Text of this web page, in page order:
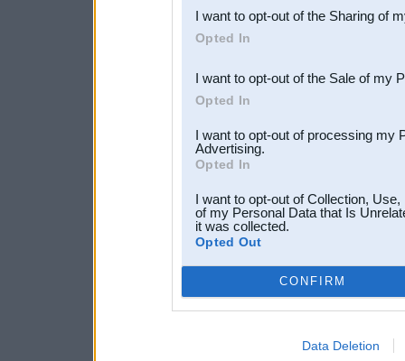
Downstream Participants
third parties.
I want to opt-out of the Sharing of
Opted In
I want to opt-out of the Sale of my
Opted In
I want to opt-out of processing my
Advertising.
Opted In
I want to opt-out of Collection,
of my Personal Data that Is
it was collected.
Opted Out
CONFIRM
Data Deletion